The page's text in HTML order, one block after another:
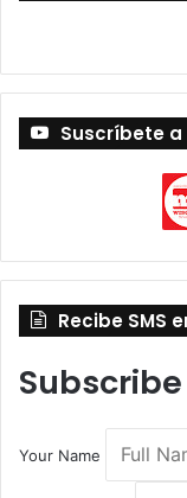
Suscríbete
Recibe SMS
Subscribe
Your Name